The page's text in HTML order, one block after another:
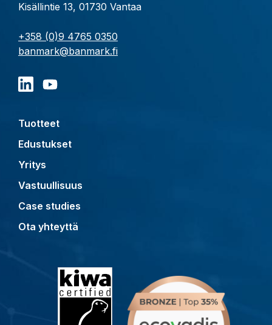
Kisällintie 13, 01730 Vantaa
+358 (0)9 4765 0350
banmark@banmark.fi
Tuotteet
Edustukset
Yritys
Vastuullisuus
Case studies
Ota yhteyttä